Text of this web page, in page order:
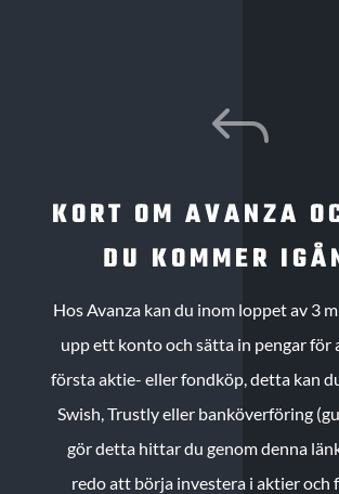
J
KORT OM AVANZA
DU KOMMER
Hos Avanza kan du inom loppet av 3
upp ett konto och sätta in pengar
första aktie- eller fondköp, detta kan
Swish, Trustly eller banköverföring
gör detta hittar du genom denna
redo att börja investera i aktier och